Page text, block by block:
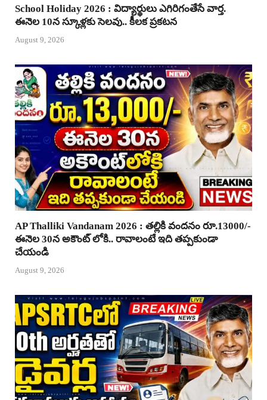
School Holiday 2026 : విద్యార్థులు ఎగిరిగంతేసే వార్త.
ఈనెల 10న స్కూళ్లకు సెలవు.. కీలక ప్రకటన
August 9, 2026
AP Thalliki Vandanam 2026 : తల్లికి వందనం రూ.13000/-
ఈనెల 30న అకౌంట్ లోకి.. రావాలంటే ఇది తప్పకుండా
చేయండి
August 9, 2026